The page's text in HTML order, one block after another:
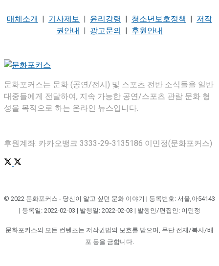
매체소개 | 기사제보 | 윤리강령 | 청소년보호정책 | 저작
권안내 | 광고문의 | 후원안내
문화포커스는 문화 (공연/전시) 및 스포츠 전반 소식들을 일반
대중들에게 전달하여, 지속 가능한 공연/스포츠 관람 문화 형
성을 목적으로 하는 온라인 뉴스입니다.
후원계좌: 카카오뱅크 3333-29-3135186 이민정(문화포커스)
© 2022 문화포커스 - 당신이 알고 싶던 문화 이야기 | 등록번호: 서울,아54143
| 등록일: 2022-02-03 | 발행일: 2022-02-03 | 발행인/편집인: 이민정
문화포커스의 모든 컨텐츠는 저작권법의 보호를 받으며, 무단 전재/복사/배
포 등을 금합니다.